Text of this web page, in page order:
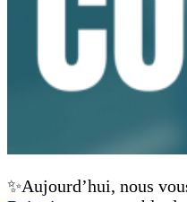
✨Aujourd’hui, nous